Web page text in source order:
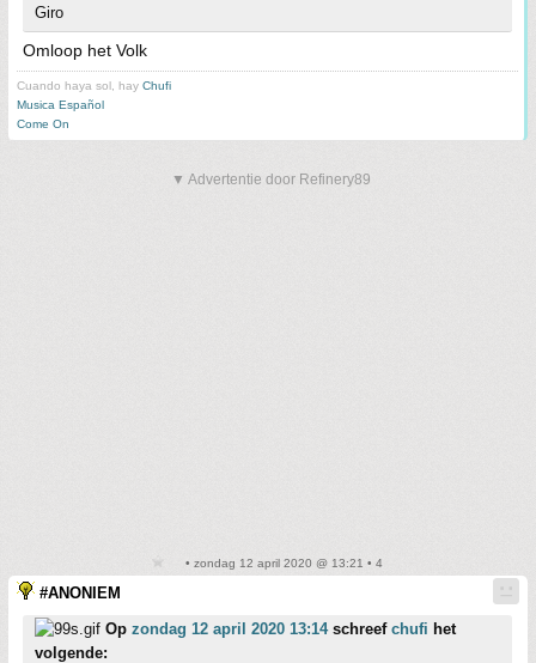
Giro
Omloop het Volk
Cuando haya sol, hay Chufi
Musica Español
Come On
▼ Advertentie door Refinery89
• zondag 12 april 2020 @ 13:21 • 4
#ANONIEM
Op zondag 12 april 2020 13:14schreef chufi het
volgende: